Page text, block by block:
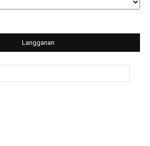
Langganan